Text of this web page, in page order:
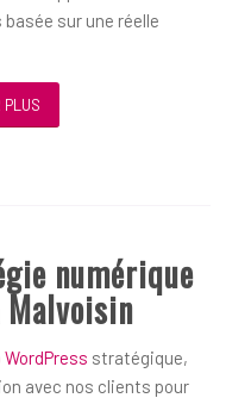
sur une réelle
PLUS
numérique
Malvoisin
stratégique,
avec nos clients pour